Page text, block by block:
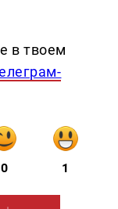
в твоем
0 1